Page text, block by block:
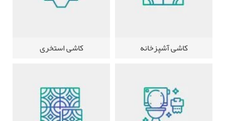
کاشی آشپزخانه کاشی استخری